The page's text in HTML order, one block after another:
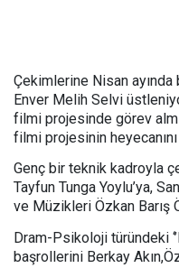
Çekimlerine Nisan
Enver Melih Selvi
filmi projesinde görev
filmi projesinin heyecanını
Genç bir teknik kadroyla
Tayfun Tunga Yoylu’ya,
ve Müzikleri Özkan Barış
Dram-Psikoloji türündeki
başrollerini Berkay